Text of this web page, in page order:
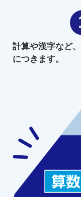
計算や漢字など、
につきます。